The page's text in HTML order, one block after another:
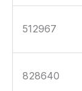
512967
828640